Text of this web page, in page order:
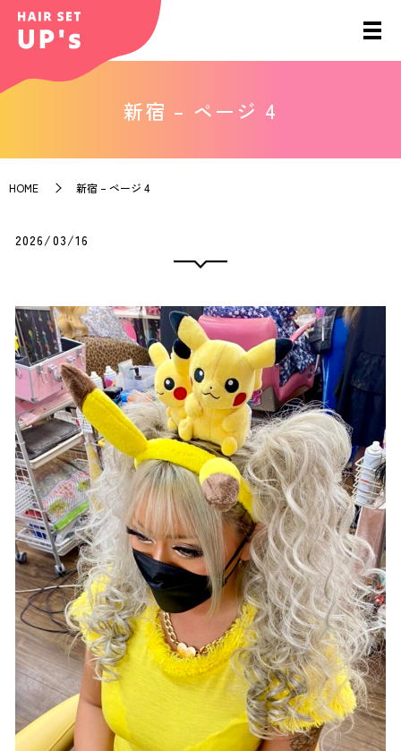
新宿 – ページ 4
HOME 新宿 – ページ 4
2026/03/16